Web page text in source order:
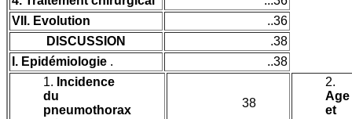
VII. Evolution
..36
DISCUSSION
.38
I. Epidémiologie .
..38
1. Incidence
du
pneumothorax
38
2.
Age
et